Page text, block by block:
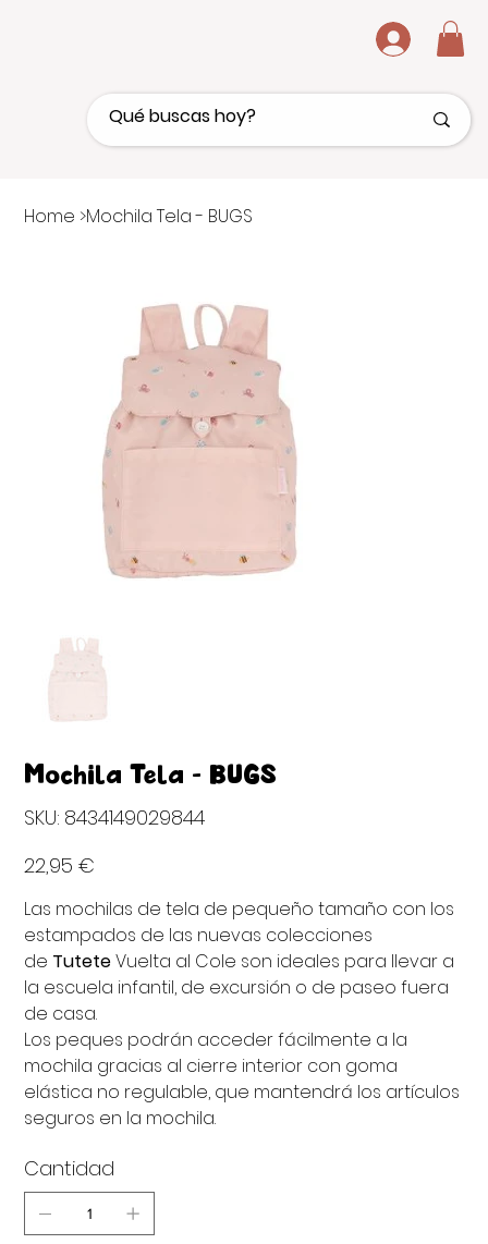
.
Home >Mochila Tela - BUGS
Mochila Tela - BUGS
SKU: 8434149029844
8434149029844
22,95 €
Las mochilas de tela de pequeño tamaño con los
estampados de las nuevas colecciones
de TuteteVuelta al Cole son ideales para llevar a
la escuela infantil, de excursión o de paseo fuera
de casa.
Los peques podrán acceder fácilmente a la
mochila gracias al cierre interior con goma
elástica no regulable, que mantendrá los artículos
seguros en la mochila.
Cantidad